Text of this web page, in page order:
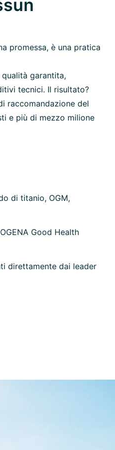
promessa, è una pratica
garantita,
tecnici. Il risultato?
raccomandazione del
e più di mezzo milione
di titanio, OGM,
Good Health
direttamente dai leader